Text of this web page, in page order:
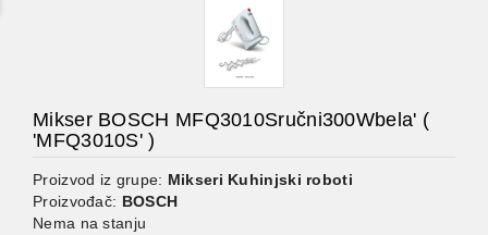
Mikser BOSCH MFQ3010Sručni300Wbela' (
'MFQ3010S' )
Proizvod iz grupe: Mikseri Kuhinjski roboti
Proizvođač: BOSCH
Nema na stanju